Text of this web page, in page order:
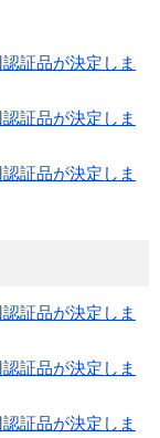
証品が決定しま
証品が決定しま
証品が決定しま
証品が決定しま
証品が決定しま
証品が決定しま